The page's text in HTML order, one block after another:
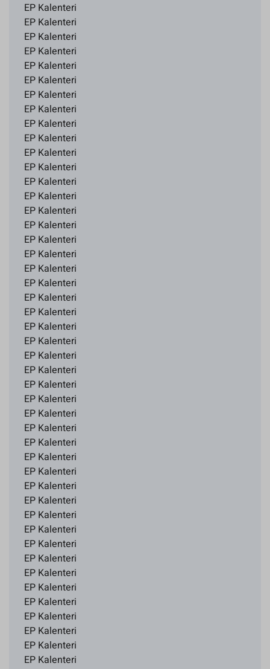
EP Kalenteri
EP Kalenteri
EP Kalenteri
EP Kalenteri
EP Kalenteri
EP Kalenteri
EP Kalenteri
EP Kalenteri
EP Kalenteri
EP Kalenteri
EP Kalenteri
EP Kalenteri
EP Kalenteri
EP Kalenteri
EP Kalenteri
EP Kalenteri
EP Kalenteri
EP Kalenteri
EP Kalenteri
EP Kalenteri
EP Kalenteri
EP Kalenteri
EP Kalenteri
EP Kalenteri
EP Kalenteri
EP Kalenteri
EP Kalenteri
EP Kalenteri
EP Kalenteri
EP Kalenteri
EP Kalenteri
EP Kalenteri
EP Kalenteri
EP Kalenteri
EP Kalenteri
EP Kalenteri
EP Kalenteri
EP Kalenteri
EP Kalenteri
EP Kalenteri
EP Kalenteri
EP Kalenteri
EP Kalenteri
EP Kalenteri
EP Kalenteri
EP Kalenteri